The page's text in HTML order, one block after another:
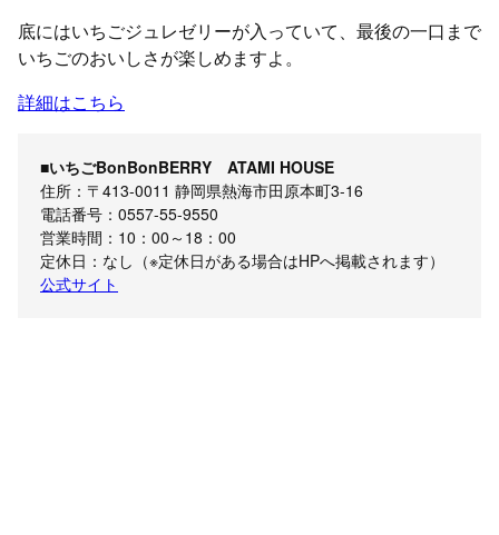
底にはいちごジュレゼリーが入っていて、最後の一口まで
いちごのおいしさが楽しめますよ。
詳細はこちら
■いちごBonBonBERRY ATAMI HOUSE
住所：〒413-0011 静岡県熱海市田原本町3-16
電話番号：0557-55-9550
営業時間：10：00～18：00
定休日：なし（※定休日がある場合はHPへ掲載されます）
公式サイト